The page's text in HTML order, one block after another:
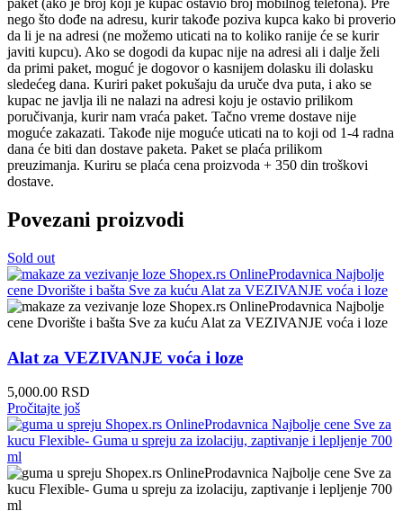
paket (ako je broj koji je kupac ostavio broj mobilnog telefona). Pre
nego što dođe na adresu, kurir takođe poziva kupca kako bi proverio
da li je na adresi (ne možemo uticati na to koliko ranije će se kurir
javiti kupcu). Ako se dogodi da kupac nije na adresi ali i dalje želi
da primi paket, moguć je dogovor o kasnijem dolasku ili dolasku
sledećeg dana. Kuriri paket pokušaju da uruče dva puta, i ako se
kupac ne javlja ili ne nalazi na adresi koju je ostavio prilikom
poručivanja, kurir nam vraća paket. Tačno vreme dostave nije
moguće zakazati. Takođe nije moguće uticati na to koji od 1-4 radna
dana će biti dan dostave paketa. Paket se plaća prilikom
preuzimanja. Kuriru se plaća cena proizvoda + 350 din troškovi
dostave.
Povezani proizvodi
Sold out
Alat za VEZIVANJE voća i loze
5,000.00 RSD
Pročitajte još